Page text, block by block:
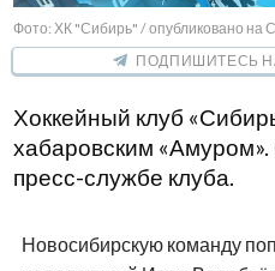
Фото: ХК "Сибирь" / опубликовано на
ПОДПИШИТЕСЬ НА
Хоккейный клуб
хабаровским
пресс-службе клуба.
Новосибирскую команду